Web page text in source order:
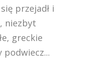
przejadł i
niezbyt
greckie
podwiecz...